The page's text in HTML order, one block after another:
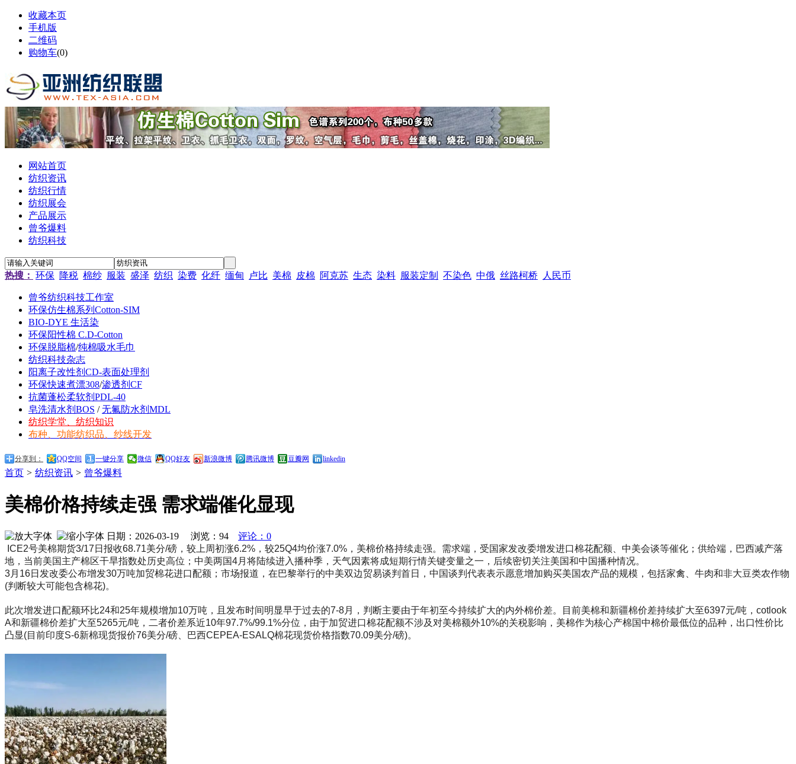
收藏本页
手机版
二维码
购物车(0)
网站首页
纺织资讯
纺织行情
纺织展会
产品展示
曾爷爆料
纺织科技
热搜： 环保 降税 棉纱 服装 盛泽 纺织 染费 化纤 缅甸 卢比 美棉 皮棉 阿克苏 生态 染料 服装定制 不染色 中俄 丝路柯桥 人民币
曾爷纺织科技工作室
环保仿生棉系列Cotton-SIM
BIO-DYE 生活染
环保阳性棉 C.D-Cotton
环保脱脂棉/纯棉吸水毛巾
纺织科技杂志
阳离子改性剂CD-表面处理剂
环保快速煮漂308/渗透剂CF
抗菌蓬松柔软剂PDL-40
皂洗清水剂BOS /无氟防水剂MDL
纺织学堂、纺织知识
布种、功能纺织品、纱线开发
分享到： QQ空间 一键分享 微信 QQ好友 新浪微博 腾讯微博 豆瓣网 linkedin
首页 > 纺织资讯 > 曾爷爆料
美棉价格持续走强 需求端催化显现
日期：2026-03-19 浏览： 94
评论：0
ICE2号美棉期货3/17日报收68.71美分/磅，较上周初涨6.2%，较25Q4均价涨7.0%，美棉价格持续走强。需求端，受国家发改委增发进口棉花配额、中美会谈等催化；供给端，巴西减产落
地，当前美国主产棉区干旱指数处历史高位；中美两国4月将陆续进入播种季，天气因素将成短期行情关键变量之一，后续密切关注美国和中国播种情况。
3月16日发改委公布增发30万吨加贸棉花进口配额；市场报道，在巴黎举行的中美双边贸易谈判首日，中国谈判代表表示愿意增加购买美国农产品的规模，包括家禽、牛肉和非大豆类农作物
(判断较大可能包含棉花)。
此次增发进口配额环比24和25年规模增加10万吨，且发布时间明显早于过去的7-8月，判断主要由于年初至今持续扩大的内外棉价差。目前美棉和新疆棉价差持续扩大至6397元/吨，cotlook
A和新疆棉价差扩大至5265元/吨，二者价差系近10年97.7%/99.1%分位，由于加贸进口棉花配额不涉及对美棉额外10%的关税影响，美棉作为核心产棉国中棉价最低位的品种，出口性价比
凸显(目前印度S-6新棉现货报价76美分/磅、巴西CEPEA-ESALQ棉花现货价格指数70.09美分/磅)。